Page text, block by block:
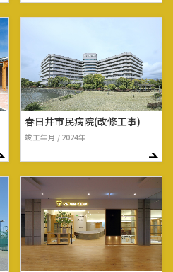
春日井市民病院(改修工事)
竣工年月 / 2024年